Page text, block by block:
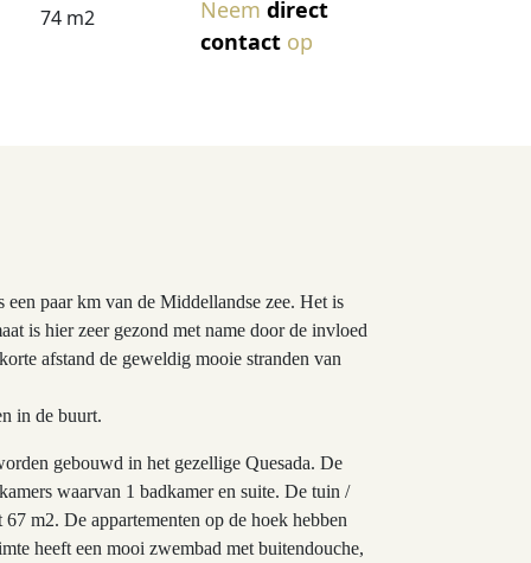
74 m2
Neem direct
contactop
een paar km van de Middellandse zee. Het is
is hier zeer gezond met name door de invloed
afstand de geweldig mooie stranden van
in de buurt.
gebouwd in het gezellige Quesada. De
waarvan 1 badkamer en suite. De tuin /
m2. De appartementen op de hoek hebben
heeft een mooi zwembad met buitendouche,